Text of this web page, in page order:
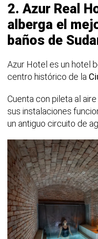
2. Azur Real
alberga el
baños de
Azur Hotel es un hotel
centro histórico de la
Cuenta con pileta al
sus instalaciones
un antiguo circuito de